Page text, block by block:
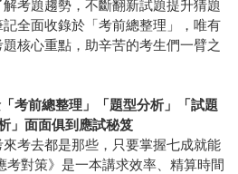
考題趨勢，不斷翻新試題提升猜題
全面收錄於「考前總整理」，唯有
核心重點，助辛苦的考生們一臂之
考前總整理」「題型分析」「試題
」面面俱到應試秘笈
考去都是那些，只要掌握七成就能
考對策》是一本講求效率、精算時間